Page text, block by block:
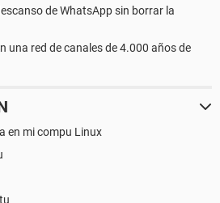
de WhatsApp sin borrar la
una red de canales de 4.000 años de
en mi compu Linux